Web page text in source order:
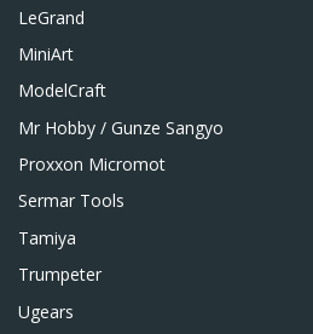
LeGrand
MiniArt
ModelCraft
Mr Hobby / Gunze Sangyo
Proxxon Micromot
Sermar Tools
Tamiya
Trumpeter
Ugears